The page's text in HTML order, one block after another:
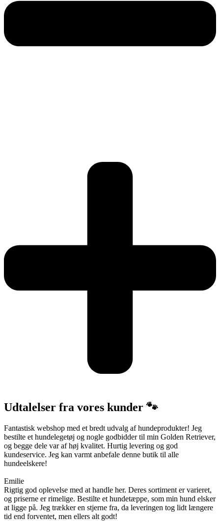
Udtalelser fra vores kunder 🐾
Fantastisk webshop med et bredt udvalg af hundeprodukter! Jeg
bestilte et hundelegetøj og nogle godbidder til min Golden Retriever,
og begge dele var af høj kvalitet. Hurtig levering og god
kundeservice. Jeg kan varmt anbefale denne butik til alle
hundeelskere!
Emilie
Rigtig god oplevelse med at handle her. Deres sortiment er varieret,
og priserne er rimelige. Bestilte et hundetæppe, som min hund elsker
at ligge på. Jeg trækker en stjerne fra, da leveringen tog lidt længere
tid end forventet, men ellers alt godt!